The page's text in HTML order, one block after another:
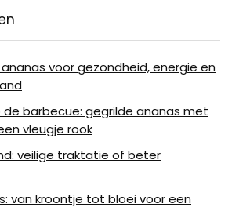
voor gezondheid, energie en
barbecue: gegrilde ananas met
vleugje rook
veilige traktatie of beter
van kroontje tot bloei voor een